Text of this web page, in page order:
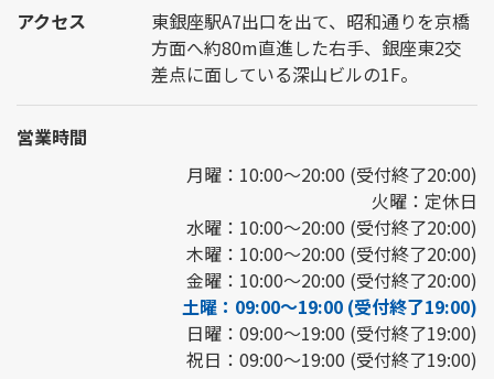
アクセス
東銀座駅A7出口を出て、昭和通りを京橋
方面へ約80m直進した右手、銀座東2交
差点に面している深山ビルの1F。
営業時間
月曜：10:00～20:00 (受付終了20:00)
火曜：定休日
水曜：10:00～20:00 (受付終了20:00)
木曜：10:00～20:00 (受付終了20:00)
金曜：10:00～20:00 (受付終了20:00)
土曜：09:00～19:00 (受付終了19:00)
日曜：09:00～19:00 (受付終了19:00)
祝日：09:00～19:00 (受付終了19:00)